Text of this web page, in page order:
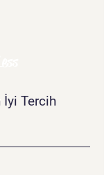
İyi Tercih